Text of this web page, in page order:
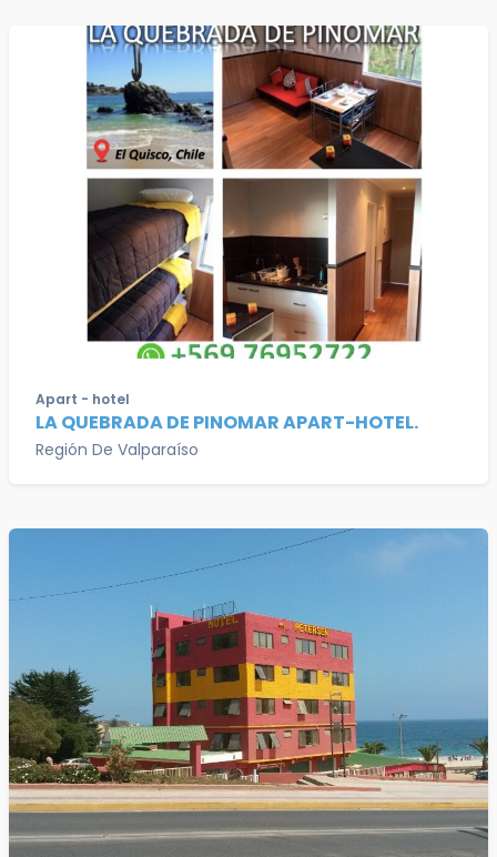
Apart - hotel
LA QUEBRADA DE PINOMAR APART-HOTEL.
Región De Valparaíso